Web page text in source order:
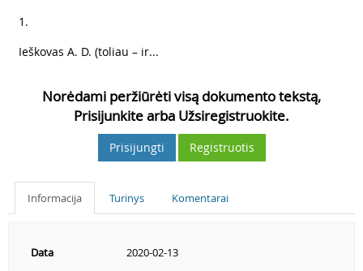
1.
Ieškovas A. D. (toliau – ir...
Norėdami peržiūrėti visą dokumento tekstą,
Prisijunkite arba Užsiregistruokite.
Prisijungti Registruotis
Informacija Turinys Komentarai
Data
2020-02-13